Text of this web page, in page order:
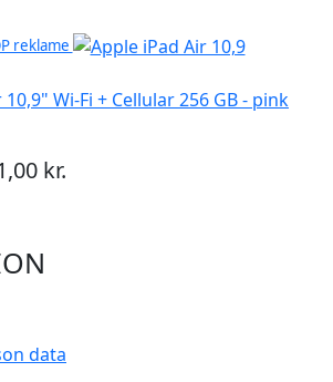
reklame
Wi-Fi + Cellular 256 GB - pink
kr.
data